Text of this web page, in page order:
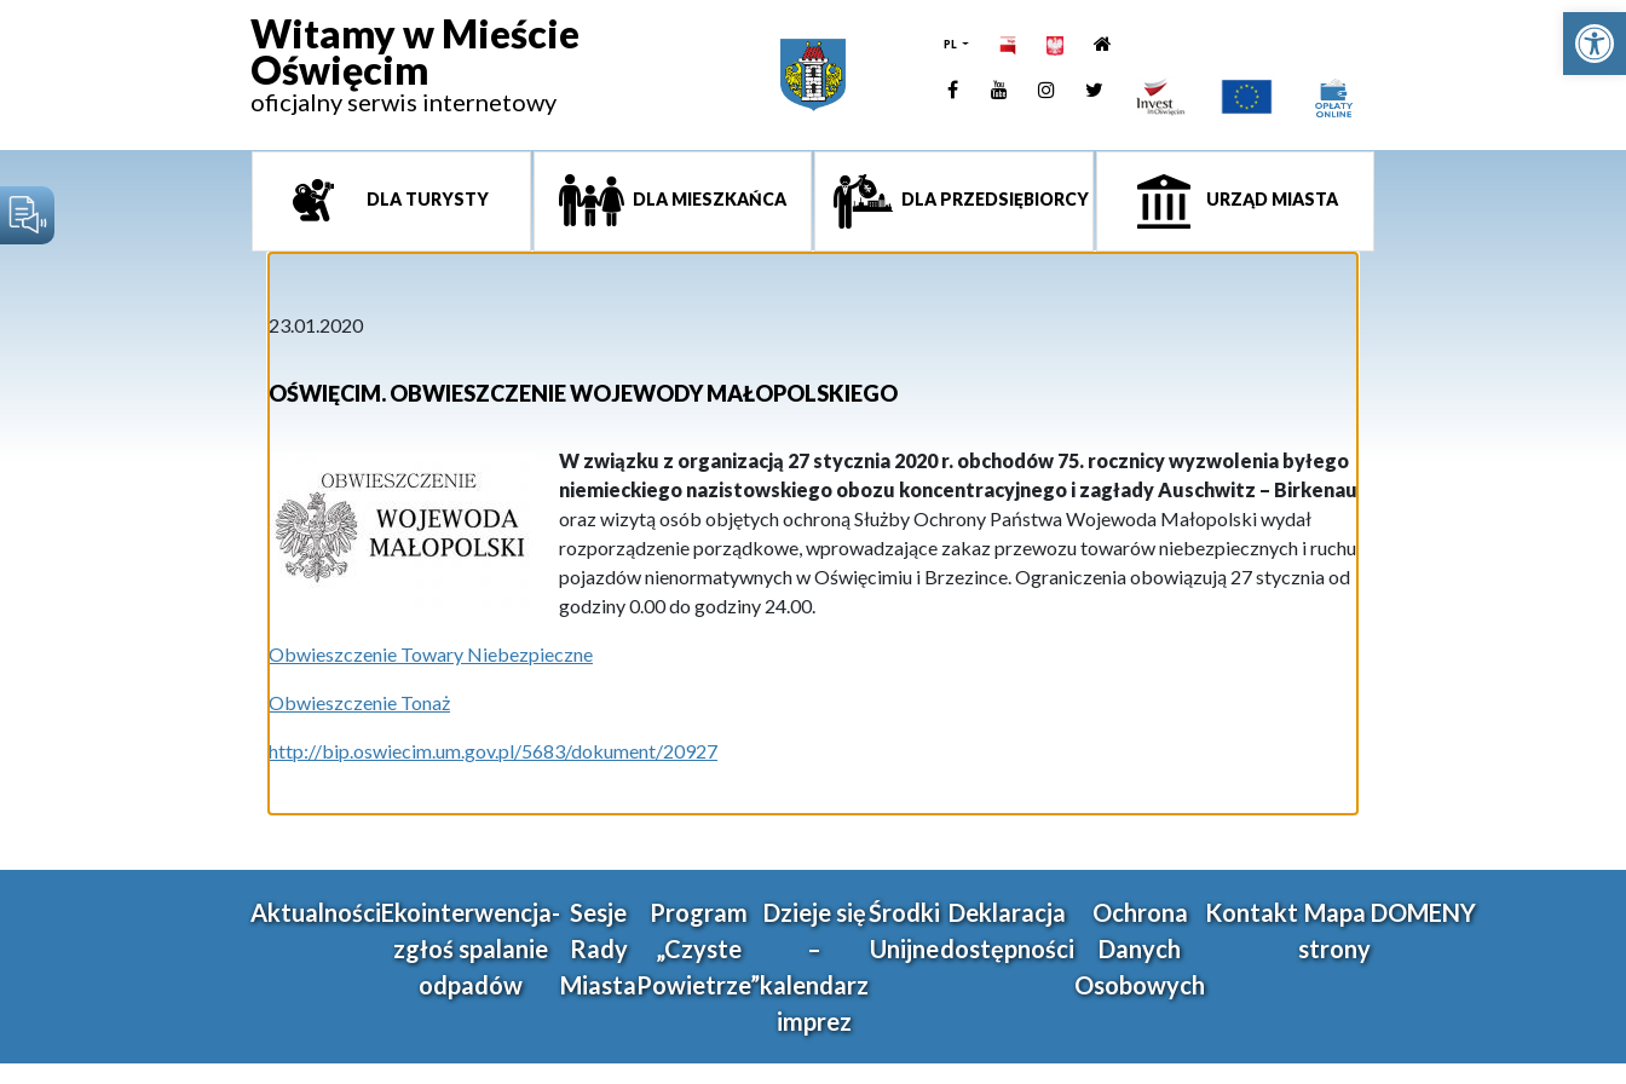
Witamy w Mieście
Oświęcim
oficjalny serwis internetowy
PL
FacebookYouTUbeInstagramTwitter
DLA TURYSTY DLA MIESZKAŃCA DLA PRZEDSIĘBIORCY URZĄD MIASTA
23.01.2020
OŚWIĘCIM. OBWIESZCZENIE WOJEWODY MAŁOPOLSKIEGO
W związku z organizacją 27 stycznia 2020 r. obchodów 75. rocznicy wyzwolenia byłego
niemieckiego nazistowskiego obozu koncentracyjnego i zagłady Auschwitz – Birkenau
oraz wizytą osób objętych ochroną Służby Ochrony Państwa Wojewoda Małopolski wydał
rozporządzenie porządkowe, wprowadzające zakaz przewozu towarów niebezpiecznych i ruchu
pojazdów nienormatywnych w Oświęcimiu i Brzezince. Ograniczenia obowiązują 27 stycznia od
godziny 0.00 do godziny 24.00.
Obwieszczenie Towary Niebezpieczne
Obwieszczenie Tonaż
http://bip.oswiecim.um.gov.pl/5683/dokument/20927
AktualnościEkointerwencja-
zgłoś spalanie
odpadów
Sesje
Rady
Miasta
Program
„Czyste
Powietrze”
Dzieje się
–
kalendarz
imprez
Środki
Unijne
Deklaracja
dostępności
Ochrona
Danych
Osobowych
Kontakt Mapa
strony
DOMENY